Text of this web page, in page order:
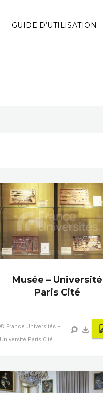
GUIDE D’UTILISATION
Musée – Université
Paris Cité
© France Universités –
Université Paris Cité